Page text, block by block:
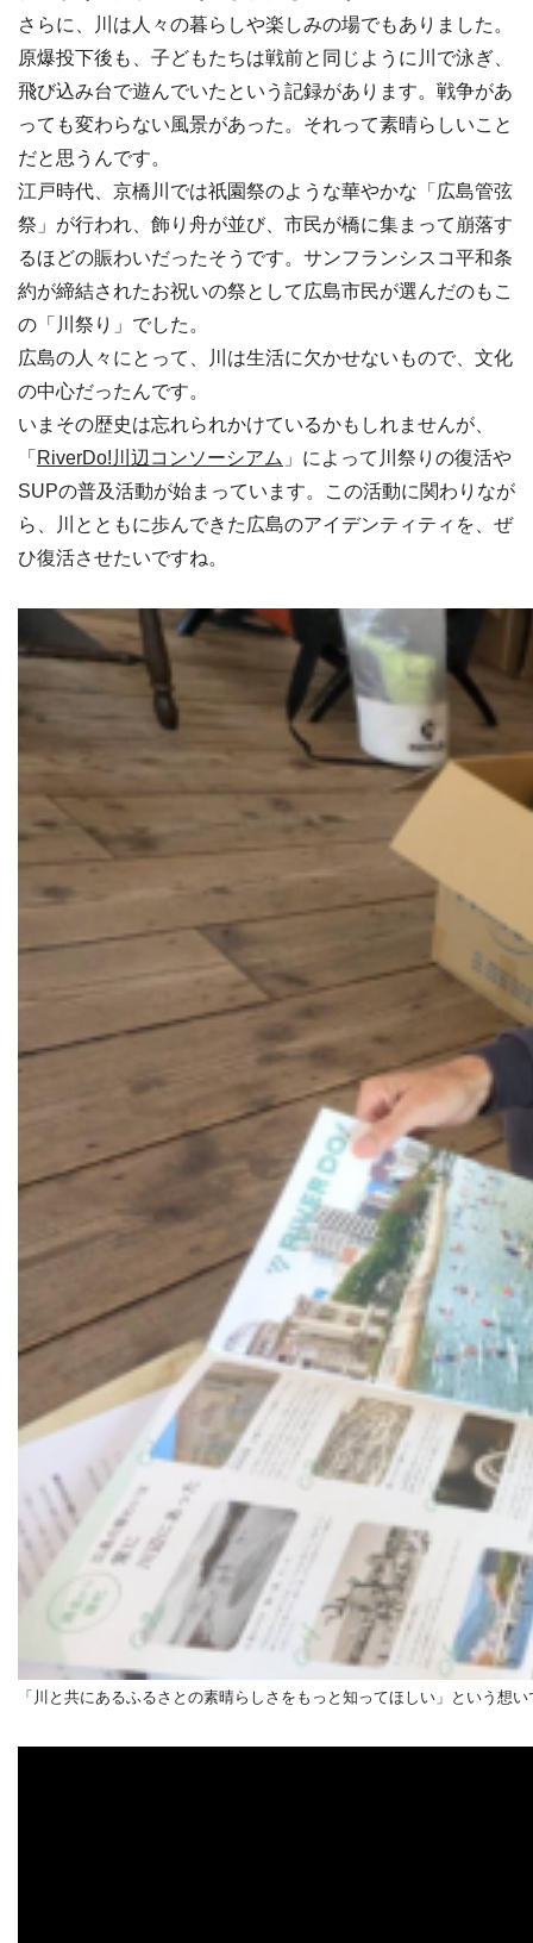
さらに、川は人々の暮らしや楽しみの場でもありました。
原爆投下後も、子どもたちは戦前と同じように川で泳ぎ、
飛び込み台で遊んでいたという記録があります。戦争があ
っても変わらない風景があった。それって素晴らしいこと
だと思うんです。
江戸時代、京橋川では祇園祭のような華やかな「広島管弦
祭」が行われ、飾り舟が並び、市民が橋に集まって崩落す
るほどの賑わいだったそうです。サンフランシスコ平和条
約が締結されたお祝いの祭として広島市民が選んだのもこ
の「川祭り」でした。
広島の人々にとって、川は生活に欠かせないもので、文化
の中心だったんです。
いまその歴史は忘れられかけているかもしれませんが、
「 RiverDo!川辺コンソーシアム 」によって川祭りの復活や
SUPの普及活動が始まっています。この活動に関わりなが
ら、川とともに歩んできた広島のアイデンティティを、ぜ
ひ復活させたいですね。
「川と共にあるふるさとの素晴らしさをもっと知ってほしい」という想